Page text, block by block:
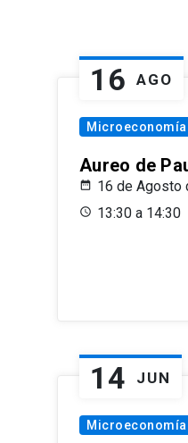
16 AGO
Aureo de
16 de Agosto
13:30 a 14:30
14 JUN